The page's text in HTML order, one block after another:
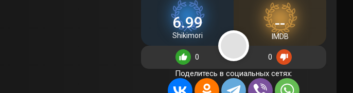
6.99
Shikimori
--
IMDB
0
0
Поделитесь в социальных сетях: